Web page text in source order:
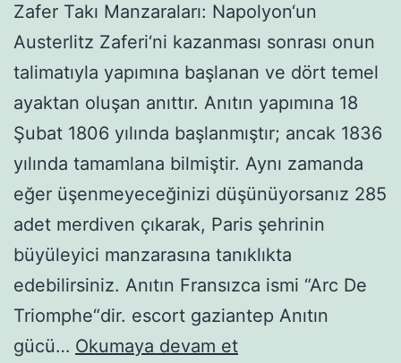
Zafer Takı Manzaraları: Napolyon‘un
Austerlitz Zaferi‘ni kazanması sonrası onun
talimatıyla yapımına başlanan ve dört temel
ayaktan oluşan anıttır. Anıtın yapımına 18
Şubat 1806 yılında başlanmıştır; ancak 1836
yılında tamamlana bilmiştir. Aynı zamanda
eğer üşenmeyeceğinizi düşünüyorsanız 285
adet merdiven çıkarak, Paris şehrinin
büyüleyici manzarasına tanıklıkta
edebilirsiniz. Anıtın Fransızca ismi “Arc De
Triomphe“dir. escort gaziantep Anıtın
gücü… Okumaya devam etZafer